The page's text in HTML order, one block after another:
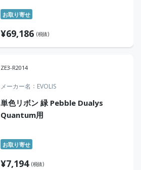
お取り寄せ
¥69,186 (税抜)
ZE3-R2014
メーカー名 EVOLIS
単色リボン 緑 Pebble Dualys
Quantum用
お取り寄せ
¥7,194 (税抜)